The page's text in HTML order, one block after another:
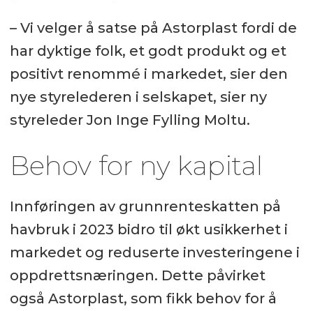
– Vi velger å satse på Astorplast fordi de
har dyktige folk, et godt produkt og et
positivt renommé i markedet, sier den
nye styrelederen i selskapet, sier ny
styreleder Jon Inge Fylling Moltu.
Behov for ny kapital
Innføringen av grunnrenteskatten på
havbruk i 2023 bidro til økt usikkerhet i
markedet og reduserte investeringene i
oppdrettsnæringen. Dette påvirket
også Astorplast, som fikk behov for å